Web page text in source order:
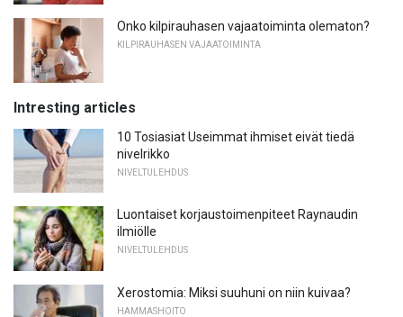
Onko kilpirauhasen vajaatoiminta olematon?
KILPIRAUHASEN VAJAATOIMINTA
Intresting articles
10 Tosiasiat Useimmat ihmiset eivät tiedä
nivelrikko
NIVELTULEHDUS
Luontaiset korjaustoimenpiteet Raynaudin
ilmiölle
NIVELTULEHDUS
Xerostomia: Miksi suuhuni on niin kuivaa?
HAMMASHOITO